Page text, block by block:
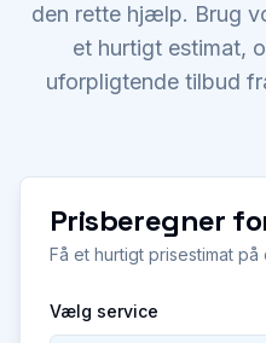
den rette hjælp. Brug
et hurtigt estimat,
uforpligtende tilbud
Prisberegner
Få et hurtigt prisestimat på
Vælg service